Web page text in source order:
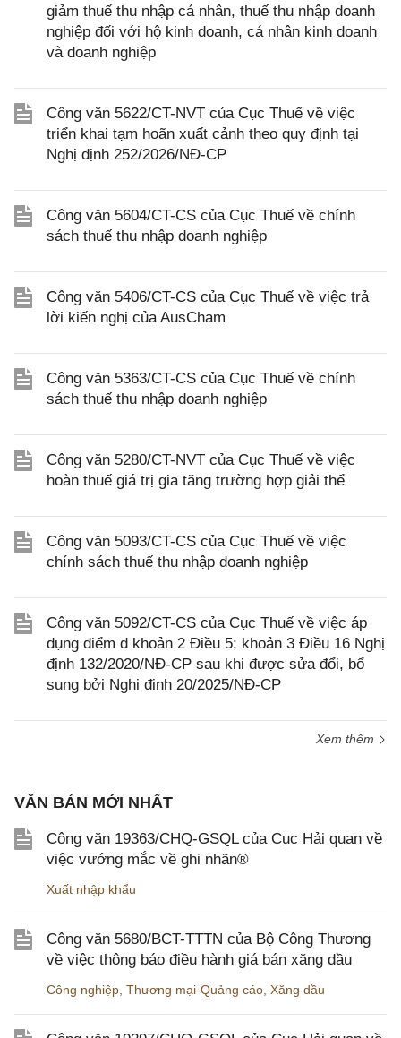
giảm thuế thu nhập cá nhân, thuế thu nhập doanh
nghiệp đối với hộ kinh doanh, cá nhân kinh doanh
và doanh nghiệp
Công văn 5622/CT-NVT của Cục Thuế về việc
triển khai tạm hoãn xuất cảnh theo quy định tại
Nghị định 252/2026/NĐ-CP
Công văn 5604/CT-CS của Cục Thuế về chính
sách thuế thu nhập doanh nghiệp
Công văn 5406/CT-CS của Cục Thuế về việc trả
lời kiến nghị của AusCham
Công văn 5363/CT-CS của Cục Thuế về chính
sách thuế thu nhập doanh nghiệp
Công văn 5280/CT-NVT của Cục Thuế về việc
hoàn thuế giá trị gia tăng trường hợp giải thể
Công văn 5093/CT-CS của Cục Thuế về việc
chính sách thuế thu nhập doanh nghiệp
Công văn 5092/CT-CS của Cục Thuế về việc áp
dụng điểm d khoản 2 Điều 5; khoản 3 Điều 16 Nghị
định 132/2020/NĐ-CP sau khi được sửa đổi, bổ
sung bởi Nghị định 20/2025/NĐ-CP
Xem thêm
VĂN BẢN MỚI NHẤT
Công văn 19363/CHQ-GSQL của Cục Hải quan về
việc vướng mắc về ghi nhãn®
Xuất nhập khẩu
Công văn 5680/BCT-TTTN của Bộ Công Thương
về việc thông báo điều hành giá bán xăng dầu
Công nghiệp Thương mại-Quảng cáo Xăng dầu